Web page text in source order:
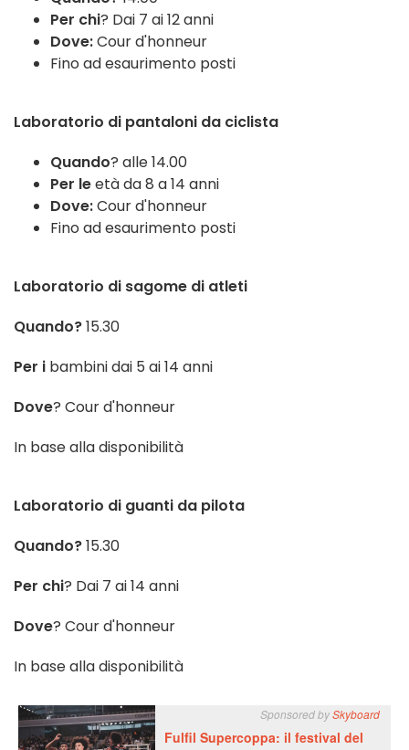
Per chi? Dai 7 ai 12 anni
Dove:Cour d'honneur
Fino ad esaurimento posti
Laboratorio di pantaloni da ciclista
Quando? alle 14.00
Per leetà da 8 a 14 anni
Dove:Cour d'honneur
Fino ad esaurimento posti
Laboratorio di sagome di atleti
Quando?15.30
Per i bambini dai 5 ai 14 anni
Dove? Cour d'honneur
In base alla disponibilità
Laboratorio di guanti da pilota
Quando?15.30
Per chi? Dai 7 ai 14 anni
Dove? Cour d'honneur
In base alla disponibilità